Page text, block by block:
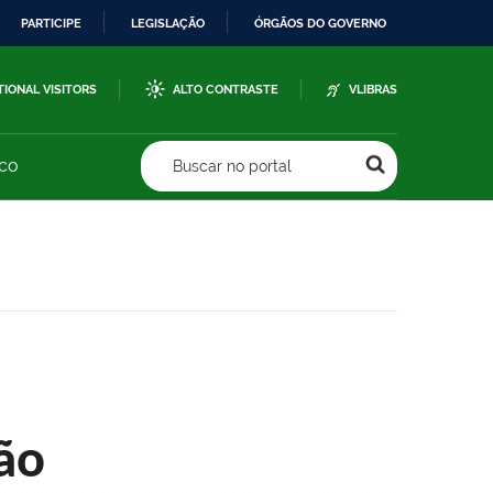
PARTICIPE LEGISLAÇÃO ÓRGÃOS DO GOVERNO
VISITORS ALTO CONTRASTE VLIBRAS
Buscar no portal